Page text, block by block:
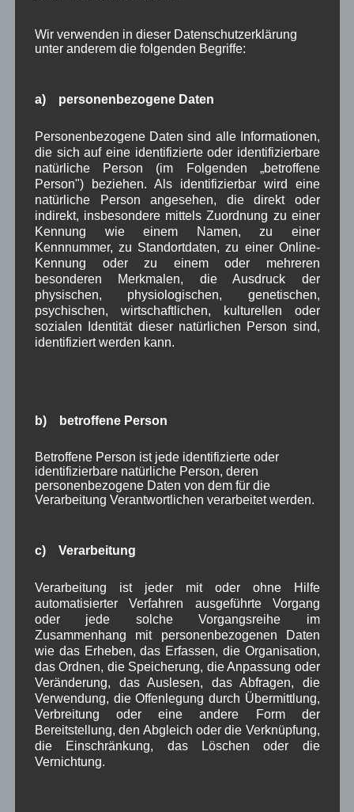
November 2025(5)
Oktober 2025(8)
Juli 2025(9)
Mai 2025(3)
April 2025(8)
März 2025(5)
Februar 2025
(9)
Januar 2025(8)
Dezember 2024(7)
November 2024
(14)
Oktober 2024(10)
September 2024(8)
August 2024(2)
Juli 2024(9)
Juni 2024
Mai 2024(4)
Dezember 2023(8)
Oktober 2023(8)
September 2023(8)
August 2023(4)
Juli 2023(8)
April 2023(10)
Februar 2023(3)
Januar 2023(8)
Dezember 2022(7)
November 2022(8)
Oktober 2022(8)
September 2022 (2)
August 2022(6)
Juli 2022(5)
Juni 2022(4)
Mai 2022(5)
April 2022(8)
März 2022(6)
Wir verwenden in dieser Datenschutzerklärung
unter anderem die folgenden Begriffe:
a) personenbezogene Daten
Personenbezogene Daten sind alle Informationen,
die sich auf eine identifizierte oder identifizierbare
natürliche Person (im Folgenden „betroffene
Person") beziehen. Als identifizierbar wird eine
natürliche Person angesehen, die direkt oder
indirekt, insbesondere mittels Zuordnung zu einer
Kennung wie einem Namen, zu einer
Kennnummer, zu Standortdaten, zu einer Online-
Kennung oder zu einem oder mehreren
besonderen Merkmalen, die Ausdruck der
physischen, physiologischen, genetischen,
psychischen, wirtschaftlichen, kulturellen oder
sozialen Identität dieser natürlichen Person sind,
identifiziert werden kann.
b) betroffene Person
Betroffene Person ist jede identifizierte oder
identifizierbare natürliche Person, deren
personenbezogene Daten von dem für die
Verarbeitung Verantwortlichen verarbeitet werden.
c) Verarbeitung
Verarbeitung ist jeder mit oder ohne Hilfe
automatisierter Verfahren ausgeführte Vorgang
oder jede solche Vorgangsreihe im
Zusammenhang mit personenbezogenen Daten
wie das Erheben, das Erfassen, die Organisation,
das Ordnen, die Speicherung, die Anpassung oder
Veränderung, das Auslesen, das Abfragen, die
Verwendung, die Offenlegung durch Übermittlung,
Verbreitung oder eine andere Form der
Bereitstellung, den Abgleich oder die Verknüpfung,
die Einschränkung, das Löschen oder die
Vernichtung.